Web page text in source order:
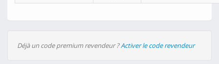
Déjà un code premium revendeur ?Activer le code revendeur